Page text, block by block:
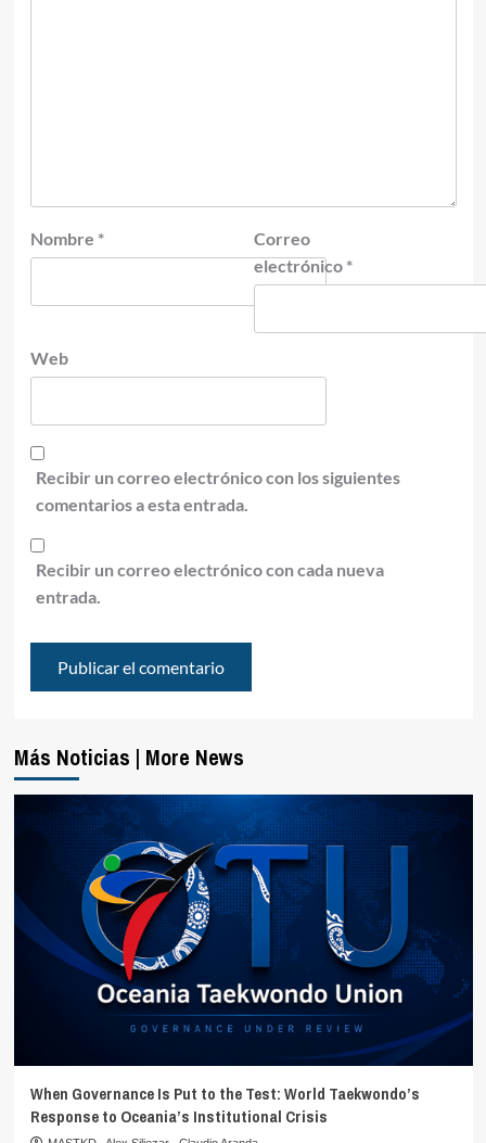
Nombre *
Correo
electrónico *
Web
Recibir un correo electrónico con los siguientes
comentarios a esta entrada.
Recibir un correo electrónico con cada nueva
entrada.
Más Noticias | More News
When Governance Is Put to the Test: World Taekwondo’s
Response to Oceania’s Institutional Crisis